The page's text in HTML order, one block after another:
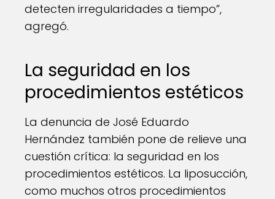
detecten irregularidades a tiempo”,
agregó.
La seguridad en los
procedimientos estéticos
La denuncia de José Eduardo
Hernández también pone de relieve una
cuestión crítica: la seguridad en los
procedimientos estéticos. La liposucción,
como muchos otros procedimientos